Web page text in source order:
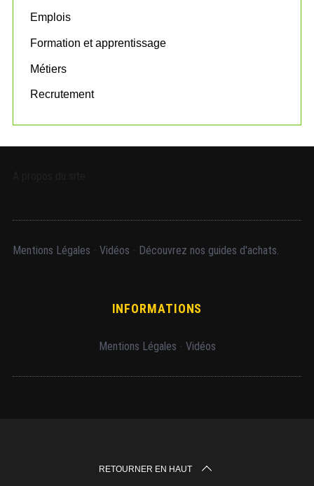
Emplois
Formation et apprentissage
Métiers
Recrutement
Mentions Légales Vidéos Découvrez nos guides d'achats.
INFORMATIONS
Mentions Légales Vidéos
RETOURNER EN HAUT